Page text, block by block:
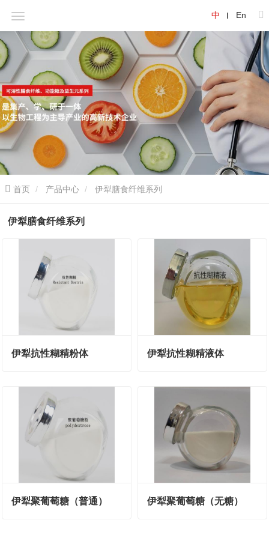
中 En
首页 产品中心 伊犁膳食纤维系列
伊犁膳食纤维系列
伊犁抗性糊精粉体 伊犁抗性糊精液体
伊犁聚葡萄糖（普通） 伊犁聚葡萄糖（无糖）